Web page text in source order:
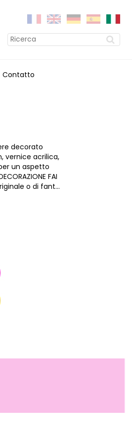
Contatto
decorato
vernice acrilica,
un aspetto
FAI
o di fant...